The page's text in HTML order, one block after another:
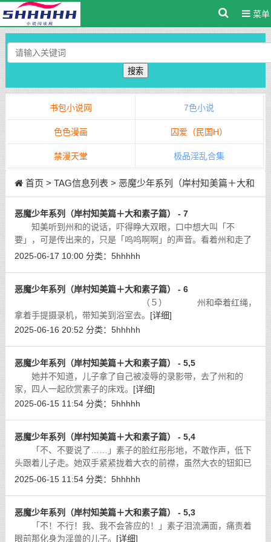
菜单
搜索
书包小说网 7色小说
色色漫画 囚爱（民国H）
禁漫天堂 极品淫乱合集
首页 > TAG信息列表 > 恶魔少年系列（岸村知美篇＋大和
恶魔少年系列（岸村知美篇＋大和素子篇） - 7
知美听到州和的说话，吓得睁大双眼，口中想大叫「不
要」，可是传出来的，只是「呜呜啊啊」的声音。看着州和走了
出去，知美感到极度惊恐，然而一想到自己的身体，将会被无数
2025-06-17 10:00 分类： 5hhhhh
恶魔少年系列（岸村知美篇＋大和素子篇） - 6
（５） 州和牵着红绳，
拿着手提摄录机，带知美到浴室去。 [详细]
2025-06-16 20:52 分类： 5hhhhh
恶魔少年系列（岸村知美篇＋大和素子篇） - 5,5
她并不知道，儿子拿了自己被凌辱的录影带，去了州和的
家，四人一起欣赏素子的床戏。 [详细]
2025-06-15 11:54 分类： 5hhhhh
恶魔少年系列（岸村知美篇＋大和素子篇） - 5,4
「不、不要说了……」素子的脸红彤彤地，不敢作声，低下
头跟着儿子走。她双手紧紧拢着大衣的前襟，虽然大衣的钮釦已
经扣得很好，但她仍然很害怕钮釦会松开，因为内里没有穿衣
2025-06-15 11:54 分类： 5hhhhh
恶魔少年系列（岸村知美篇＋大和素子篇） - 5,3
「不！不行！我、我不会答应的！」素子泪流满面，痛责着
眼前那化身为淫兽的儿子。 [详细]